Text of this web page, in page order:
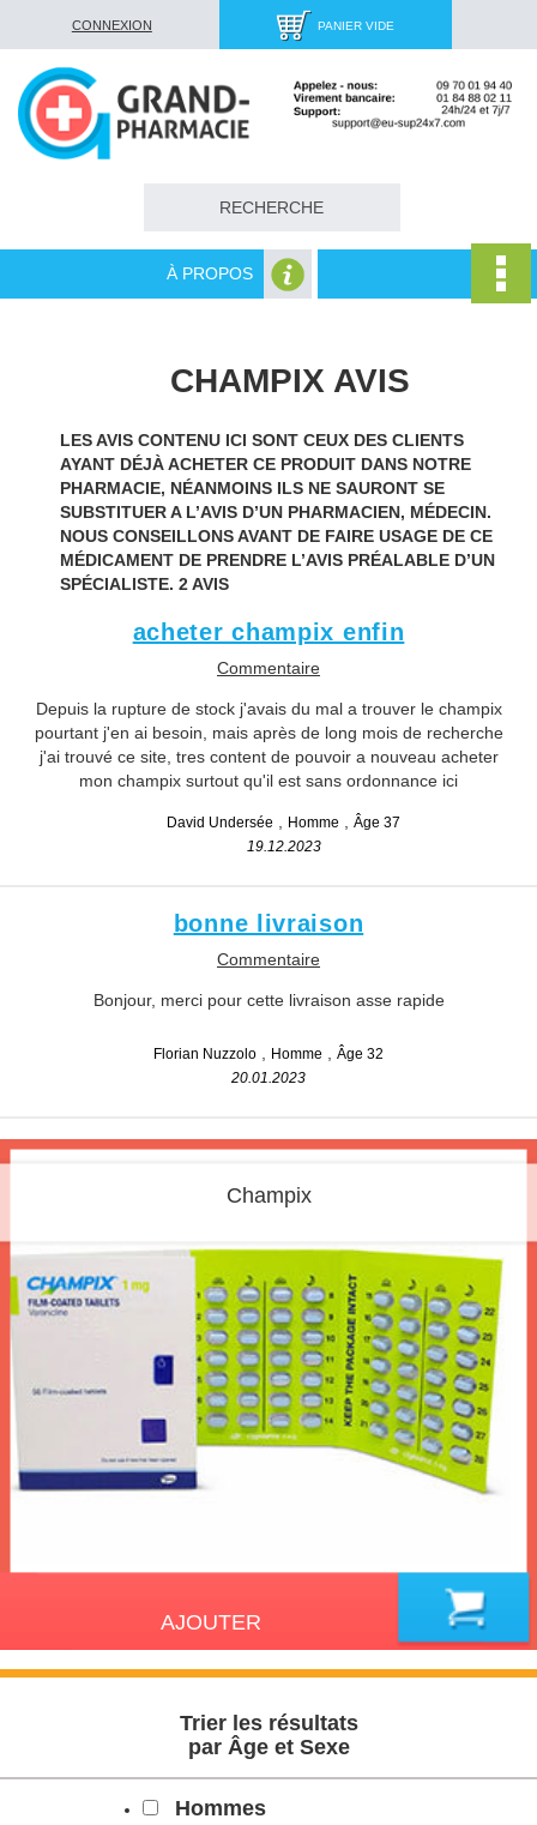
CONNEXION PANIER VIDE
À PROPOS
CHAMPIX AVIS
LES AVIS CONTENU ICI SONT CEUX DES CLIENTS
AYANT DÉJÀ ACHETER CE PRODUIT DANS NOTRE
PHARMACIE, NÉANMOINS ILS NE SAURONT SE
SUBSTITUER A L’AVIS D’UN PHARMACIEN, MÉDECIN.
NOUS CONSEILLONS AVANT DE FAIRE USAGE DE CE
MÉDICAMENT DE PRENDRE L’AVIS PRÉALABLE D’UN
SPÉCIALISTE. 2 AVIS
acheter champix enfin
Commentaire
Depuis la rupture de stock j'avais du mal a trouver le champix
pourtant j'en ai besoin, mais après de long mois de recherche
j'ai trouvé ce site, tres content de pouvoir a nouveau acheter
mon champix surtout qu'il est sans ordonnance ici
David Undersée Homme
Âge 37
19.12.2023
bonne livraison
Commentaire
Bonjour, merci pour cette livraison asse rapide
Florian Nuzzolo Homme
Âge 32
20.01.2023
Champix
AJOUTER
Trier les résultats
par Âge et Sexe
Hommes